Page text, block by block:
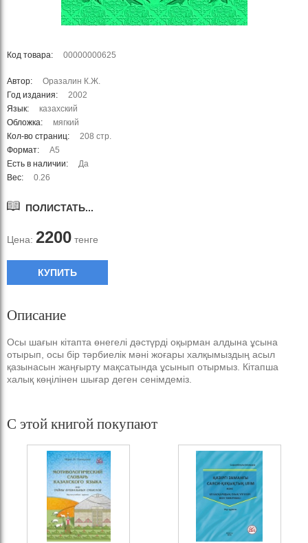
Код товара: 00000000625
Автор:
Оразалин К.Ж.
Год издания:
2002
Язык:
казахский
Обложка:
мягкий
Кол-во страниц:
208 стр.
Формат:
А5
Есть в наличии:
Да
Вес:
0.26
ПОЛИСТАТЬ...
Цена: 2200 тенге
КУПИТЬ
Описание
Осы шағын кітапта өнегелі дәстүрді оқырман алдына ұсына
отырып, осы бір тәрбиелік мәні жоғары халқымыздың асыл
қазынасын жаңғырту мақсатында ұсынып отырмыз. Кітапша
халық көңілінен шығар деген сенімдеміз.
С этой книгой покупают